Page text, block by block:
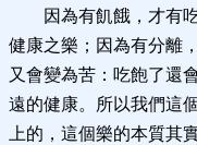
因為有飢餓，才有
健康之樂；因為有分離
又會變為苦：吃飽了還
遠的健康。所以我們這
上的，這個樂的本質其